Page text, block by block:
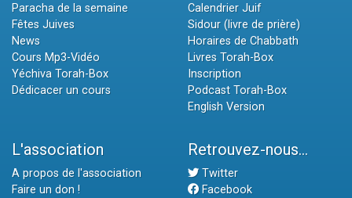
Paracha de la semaine
Fêtes Juives
News
Cours Mp3-Vidéo
Yéchiva Torah-Box
Dédicacer un cours
Calendrier Juif
Sidour (livre de prière)
Horaires de Chabbath
Livres Torah-Box
Inscription
Podcast Torah-Box
English Version
L'association
A propos de l'association
Faire un don !
Retrouvez-nous...
Twitter
Facebook